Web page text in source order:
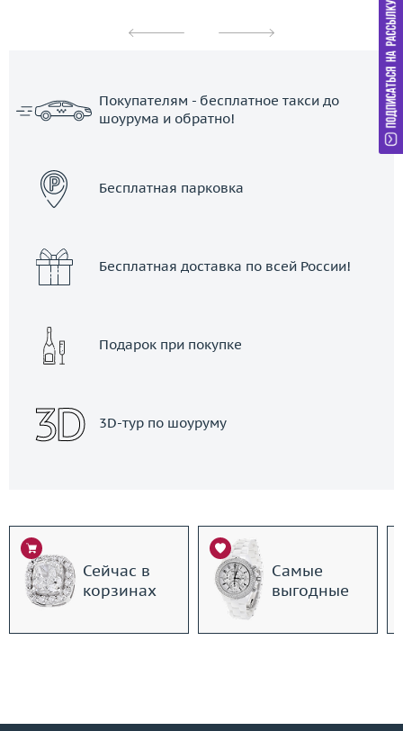
Покупателям - бесплатное такси до
шоурума и обратно!
Бесплатная парковка
Бесплатная доставка по всей России!
Подарок при покупке
3D-тур по шоуруму
Сейчас в
корзинах
Самые
выгодные